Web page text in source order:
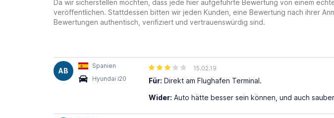
Da wir sicherstellen möchten, dass jede hier aufgeführte Bewertung von einem
veröffentlichen. Stattdessen bitten wir jeden Kunden, eine Bewertung nach ihrer
Bewertungen authentisch, verifiziert und vertrauenswürdig sind.
AB
Spanien
Hyundai i20
15.02.19
Für: Direkt am Flughafen Terminal.
Wider: Auto hätte besser sein können, und auch